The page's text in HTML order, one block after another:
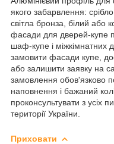
якого забарвлення:
світла бронза, білий або
фасади для дверей-купе
шаф-купе і міжкімнатних
замовити фасади купе,
або залишити заявку на
замовлення обов'язково
наповнення і бажаний
проконсультувати з усіх
території України.
Приховати